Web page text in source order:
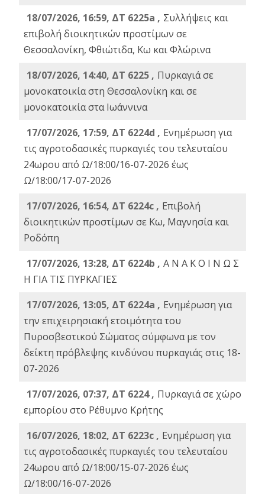
18/07/2026, 16:59, ΔT 6225a , Συλλήψεις και
επιβολή διοικητικών προστίμων σε
Θεσσαλονίκη, Φθιώτιδα, Κω και Φλώρινα
18/07/2026, 14:40, ΔΤ 6225 , Πυρκαγιά σε
μονοκατοικία στη Θεσσαλονίκη και σε
μονοκατοικία στα Ιωάννινα
17/07/2026, 17:59, ΔΤ 6224d , Ενημέρωση για
τις αγροτοδασικές πυρκαγιές του τελευταίου
24ωρου από Ω/18:00/16-07-2026 έως
Ω/18:00/17-07-2026
17/07/2026, 16:54, ΔΤ 6224c , Επιβολή
διοικητικών προστίμων σε Κω, Μαγνησία και
Ροδόπη
17/07/2026, 13:28, ΔΤ 6224b , Α Ν Α Κ Ο Ι Ν Ω Σ
Η ΓΙΑ ΤΙΣ ΠΥΡΚΑΓΙΕΣ
17/07/2026, 13:05, ΔΤ 6224a , Ενημέρωση για
την επιχειρησιακή ετοιμότητα του
Πυροσβεστικού Σώματος σύμφωνα με τον
δείκτη πρόβλεψης κινδύνου πυρκαγιάς στις 18-
07-2026
17/07/2026, 07:37, ΔΤ 6224 , Πυρκαγιά σε χώρο
εμπορίου στο Ρέθυμνο Κρήτης
16/07/2026, 18:02, ΔΤ 6223c , Ενημέρωση για
τις αγροτοδασικές πυρκαγιές του τελευταίου
24ωρου από Ω/18:00/15-07-2026 έως
Ω/18:00/16-07-2026